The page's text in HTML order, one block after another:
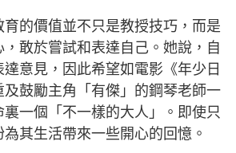
的價值並不只是教授技巧，而是
敢於嘗試和表達自己。她說，自
意見，因此希望如電影《年少日
鼓勵主角「有傑」的鋼琴老師一
一個「不一樣的大人」。即使只
其生活帶來一些開心的回憶。